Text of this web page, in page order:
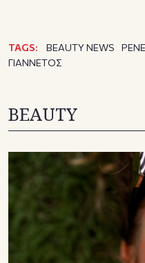
TAGS: BEAUTY NEWS
ΓΙΑΝΝΕΤΟΣ
BEAUTY